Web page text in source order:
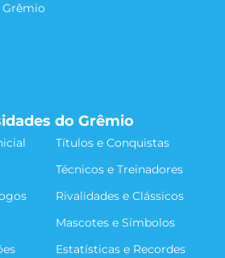
Grêmio
do Grêmio
Títulos e Conquistas
Técnicos e Treinadores
Rivalidades e Clássicos
Mascotes e Símbolos
Estatísticas e Recordes